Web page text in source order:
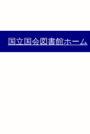
国立国会図書館ホーム